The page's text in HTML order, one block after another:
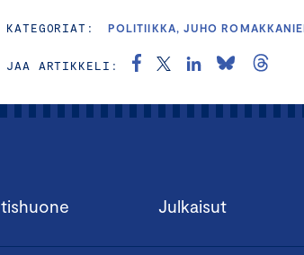
KATEGORIAT: POLITIIKKA, JUHO
JAA ARTIKKELI:
Julkaisut